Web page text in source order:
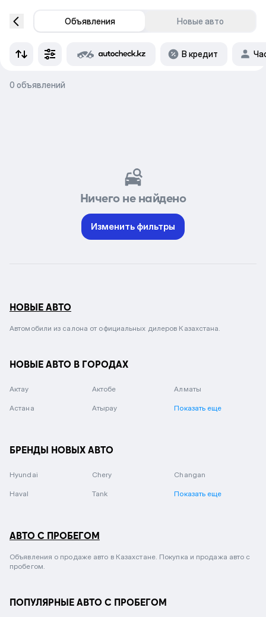
Объявления Новые авто
В кредит
0 объявлений
Ничего не найдено
Изменить фильтры
НОВЫЕ АВТО
Автомобили из салона от официальных дилеров Казахстана.
НОВЫЕ АВТО В ГОРОДАХ
Актау Актобе Алматы
Астана Атырау Показать еще
БРЕНДЫ НОВЫХ АВТО
Hyundai Chery Changan
Haval Tank Показать еще
АВТО С ПРОБЕГОМ
Объявления о продаже авто в Казахстане. Покупка и продажа авто с
пробегом.
ПОПУЛЯРНЫЕ АВТО С ПРОБЕГОМ